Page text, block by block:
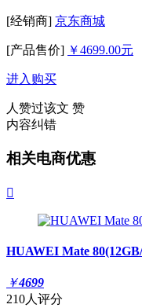
[经销商] 京东商城
[产品售价] ￥4699.00元
进入购买
人赞过该文 赞
内容纠错
相关电商优惠

HUAWEI Mate
￥4699
210人评分